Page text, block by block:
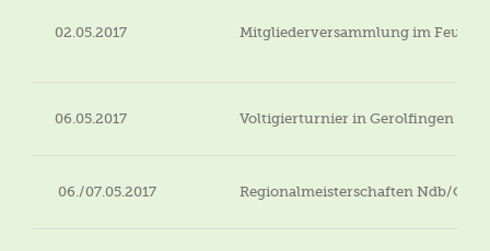
02.05.2017 Mitgliederversammlung im
06.05.2017 Voltigierturnier in Gerolfingen
06./07.05.2017 Regionalmeisterschaften Ndb/Opf